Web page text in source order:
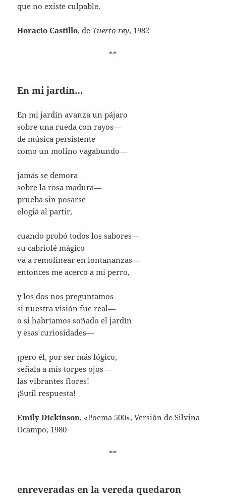
que no existe culpable.
Horacio Castillo, de Tuerto rey, 1982
**
En mi jardín…
En mi jardín avanza un pájaro
sobre una rueda con rayos—
de música persistente
como un molino vagabundo—
jamás se demora
sobre la rosa madura—
prueba sin posarse
elogia al partir,
cuando probó todos los sabores—
su cabriolé mágico
va a remolinear en lontananzas—
entonces me acerco a mi perro,
y los dos nos preguntamos
si nuestra visión fue real—
o si habríamos soñado el jardín
y esas curiosidades—
¡pero él, por ser más lógico,
señala a mis torpes ojos—
las vibrantes flores!
¡Sutil respuesta!
Emily Dickinson, «Poema 500», Versión de Silvina
Ocampo, 1980
**
enreveradas en la vereda quedaron